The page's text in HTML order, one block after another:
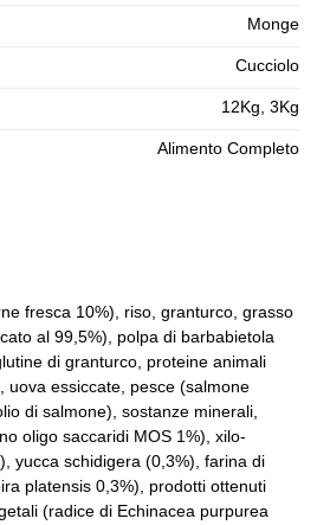
Monge
Cucciolo
12Kg, 3Kg
Alimento Completo
fresca 10%), riso, granturco, grasso
al 99,5%), polpa di barbabietola
di granturco, proteine animali
uova essiccate, pesce (salmone
di salmone), sostanze minerali,
oligo saccaridi MOS 1%), xilo-
yucca schidigera (0,3%), farina di
platensis 0,3%), prodotti ottenuti
(radice di Echinacea purpurea